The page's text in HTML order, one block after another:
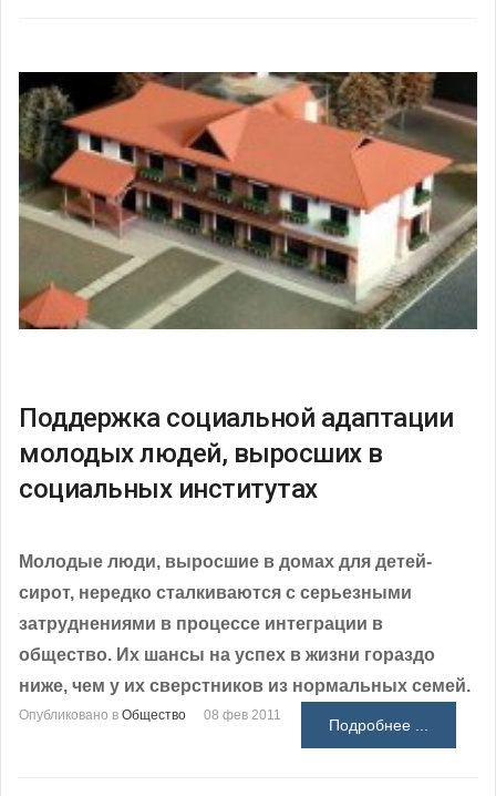
Поддержка социальной адаптации
молодых людей, выросших в
социальных институтах
Молодые люди, выросшие в домах для детей-
сирот, нередко сталкиваются с серьезными
затруднениями в процессе интеграции в
общество. Их шансы на успех в жизни гораздо
ниже, чем у их сверстников из нормальных семей.
Опубликовано в Общество 08 фев 2011
Подробнее ...